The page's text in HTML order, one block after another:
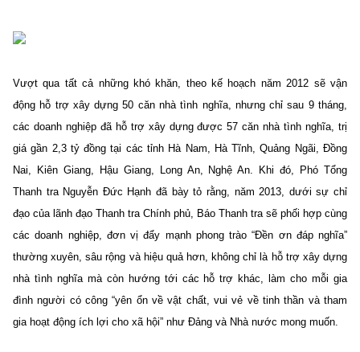
Vượt qua tất cả những khó khăn, theo kế hoạch năm 2012 sẽ vận
động hỗ trợ xây dựng 50 căn nhà tình nghĩa, nhưng chỉ sau 9 tháng,
các doanh nghiệp đã hỗ trợ xây dựng được 57 căn nhà tình nghĩa, trị
giá gần 2,3 tỷ đồng tại các tỉnh Hà Nam, Hà Tĩnh, Quảng Ngãi, Đồng
Nai, Kiên Giang, Hậu Giang, Long An, Nghệ An. Khi đó, Phó Tổng
Thanh tra Nguyễn Đức Hạnh đã bày tỏ rằng, năm 2013, dưới sự chỉ
đạo của lãnh đạo Thanh tra Chính phủ, Báo Thanh tra sẽ phối hợp cùng
các doanh nghiệp, đơn vị đẩy mạnh phong trào “Đền ơn đáp nghĩa”
thường xuyên, sâu rộng và hiệu quả hơn, không chỉ là hỗ trợ xây dựng
nhà tình nghĩa mà còn hướng tới các hỗ trợ khác, làm cho mỗi gia
đình người có công “yên ổn về vật chất, vui vẻ về tinh thần và tham
gia hoạt động ích lợi cho xã hội” như Đảng và Nhà nước mong muốn.